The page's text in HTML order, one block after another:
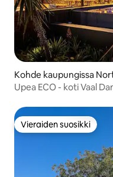
Kohde kaupungissa
Upea ECO - koti Vaal
Vieraiden suosikki
Vieraiden suosikki